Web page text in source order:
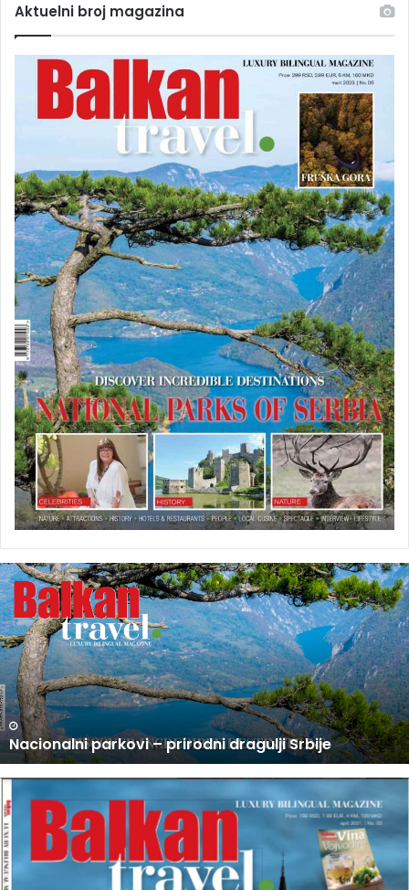
Aktuelni broj magazina
U
P
R
O
D
A
J
I
N
O
V
I
B
R
O
J
B
U PRODAJI NOVI BROJ BALKAN TRAVEL MAGAZINA